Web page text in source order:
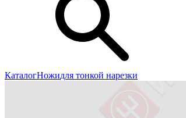
КаталогНожидля тонкой нарезки